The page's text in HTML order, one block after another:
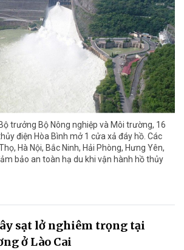
trưởng Bộ Nông nghiệp và Môi trường, 16
điện Hòa Bình mở 1 cửa xả đáy hồ. Các
Hà Nội, Bắc Ninh, Hải Phòng, Hưng Yên,
bảo an toàn hạ du khi vận hành hồ thủy
sạt lở nghiêm trọng tại
ở Lào Cai